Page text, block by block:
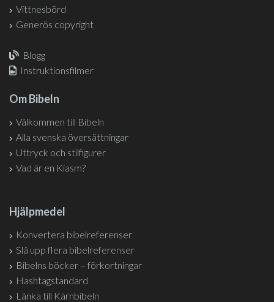
Vittnesbörd
Generös copyright
Blogg
Instruktionsfilmer
Om Bibeln
Välkommen till Bibeln
Alla svenska översättningar
Uttryck och stilfigurer
Vad är en Kiasm?
Hjälpmedel
Konvertera bibelreferenser
Slå upp flera bibelreferenser
Bibelns böcker – förkortningar
Hashtagstandard
Länka till Kärnbibeln